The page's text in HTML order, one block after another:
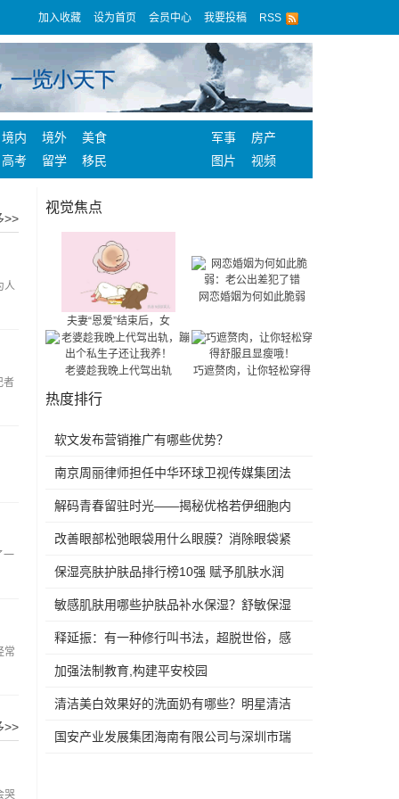
加入收藏 设为首页 会员中心 我要投稿 RSS
境内 境外
美食
高考 留学 移民
军事
房产
图片
视频
>>
人
者
一
常
>>
哭
视觉焦点
夫妻“恩爱”结束后，女
网恋婚姻为何如此脆弱
老婆趁我晚上代驾出轨 巧遮赘肉，让你轻松穿得
热度排行
软文发布营销推广有哪些优势？
南京周丽律师担任中华环球卫视传媒集团法
律顾问
解码青春留驻时光——揭秘优格若伊细胞内
补水黑
改善眼部松弛眼袋用什么眼膜？消除眼袋紧
致眼膜眼
保湿亮肤护肤品排行榜10强 赋予肌肤水润
透护肤
敏感肌肤用哪些护肤品补水保湿？舒敏保湿
护肤品
释延振：有一种修行叫书法，超脱世俗，感
悟人生
加强法制教育,构建平安校园
清洁美白效果好的洗面奶有哪些？明星清洁
美白御用
国安产业发展集团海南有限公司与深圳市瑞